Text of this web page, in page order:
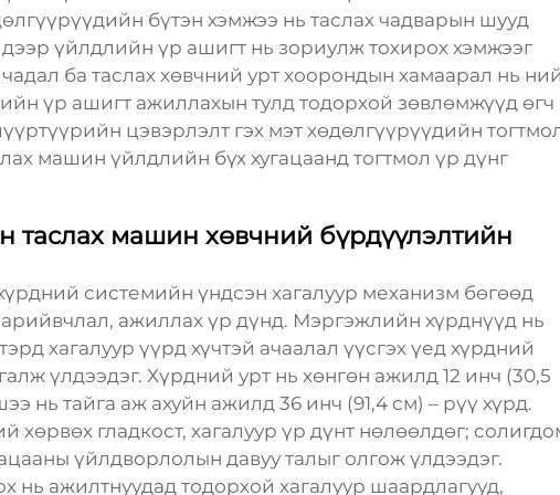
бүтэн хэмжээ нь таслах чадварын шууд
үйлдлийн үр ашигт нь зориулж тохирох хэмжээг
ба таслах хөвчний урт хоорондын хамаарал нь
үр ашигт ажиллахын тулд тодорхой зөвлөмжүүд өгч
цэвэрлэлт гэх мэт хөдөлгүүрүүдийн
машин үйлдлийн бүх хугацаанд тогтмол үр дүнг
таслах машин хөвчний бүрдүүлэлтийн
системийн үндсэн хагалуур механизм бөгөөд
ажиллах үр дүнд. Мэргэжлийн хүрднүүд нь
хагалуур үүрд хүчтэй ачаалал үүсгэх үед хүрдний
үлдээдэг. Хүрдний урт нь хөнгөн ажилд 12 инч (30,5
нь тайга аж ахуйн ажилд 36 инч (91,4 см) – рүү хүрд.
хөрвөх гладкост, хагалуур үр дүнт нөлөөлдөг;
үйлдворлолын давуу талыг олгож үлдээдэг.
нь ажилтнуудад тодорхой хагалуур шаардлагууд,